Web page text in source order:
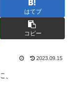
はてブ
コピー
2023.09.15
、